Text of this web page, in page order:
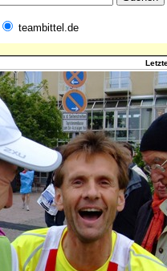
teambittel.de